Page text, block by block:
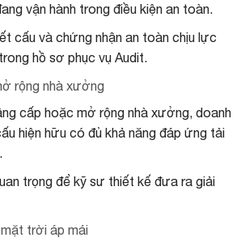
vận hành trong điều kiện an toàn.
cấu và chứng nhận an toàn chịu lực
hồ sơ phục vụ Audit.
rộng nhà xưởng
cấp hoặc mở rộng nhà xưởng, doanh
hiện hữu có đủ khả năng đáp ứng tải
trọng để kỹ sư thiết kế đưa ra giải
trời áp mái